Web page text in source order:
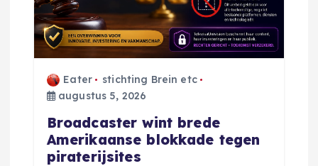
t
Eater
stichting Brein etc
augustus 5, 2026
Broadcaster wint brede
Amerikaanse blokkade tegen
piraterijsites